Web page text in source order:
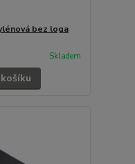
bez loga
Skladem